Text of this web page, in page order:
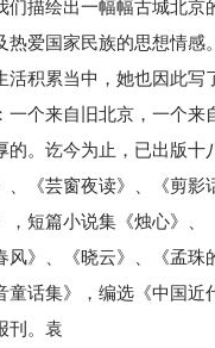
们描绘出一幅幅古城北
热爱国家民族的思想情
活积累当中，她也因此
个来自旧北京，一个来
的。讫今为止，已出版
、《芸窗夜读》、《剪
，短篇小说集《烛心》
风》、《晓云》、《孟
童话集》，编选《中国
刊。袁